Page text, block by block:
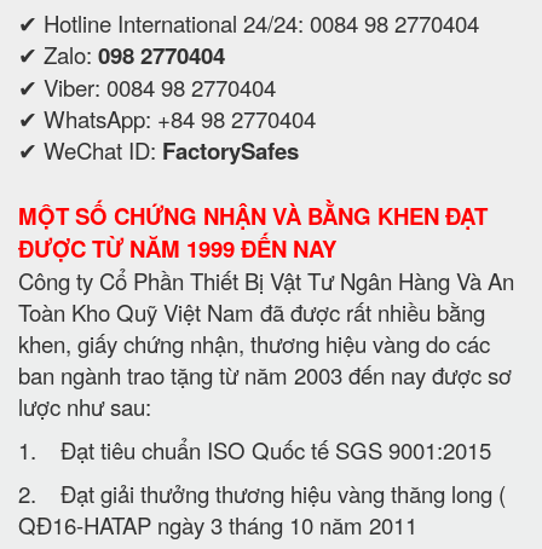
✔ Hotline International 24/24: 0084 98 2770404
✔ Zalo: 098 2770404
✔ Viber: 0084 98 2770404
✔ WhatsApp: +84 98 2770404
✔ WeChat ID: FactorySafes
MỘT SỐ CHỨNG NHẬN VÀ BẰNG KHEN ĐẠT
ĐƯỢC TỪ NĂM 1999 ĐẾN NAY
Công ty Cổ Phần Thiết Bị Vật Tư Ngân Hàng Và An
Toàn Kho Quỹ Việt Nam đã được rất nhiều bằng
khen, giấy chứng nhận, thương hiệu vàng do các
ban ngành trao tặng từ năm 2003 đến nay được sơ
lược như sau:
1. Đạt tiêu chuẩn ISO Quốc tế SGS 9001:2015
2. Đạt giải thưởng thương hiệu vàng thăng long (
QĐ16-HATAP ngày 3 tháng 10 năm 2011